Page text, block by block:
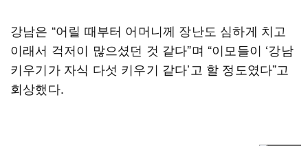
강남은 “어릴 때부터 어머니께 장난도 심하게 치고
이래서 걱저이 많으셨던 것 같다”며 “이모들이 ‘강남
키우기가 자식 다섯 키우기 같다’고 할 정도였다”고
회상했다.